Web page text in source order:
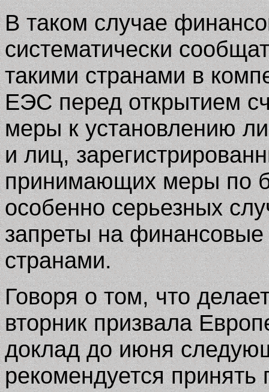
В таком случае
систематически
такими странами в
ЕЭС перед открытием
меры к установлению
и лиц,
принимающих меры по
особенно серьезных
запреты на финансовые
странами.
Говоря о том, что
вторник призвала
доклад до июня
рекомендуется принять